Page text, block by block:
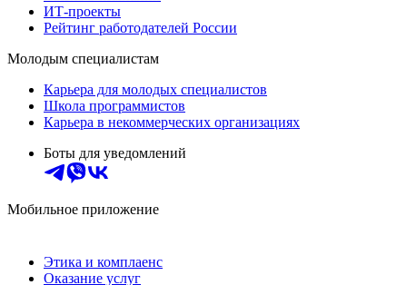
ИТ-проекты
Рейтинг работодателей России
Молодым специалистам
Карьера для молодых специалистов
Школа программистов
Карьера в некоммерческих организациях
Боты для уведомлений
Мобильное приложение
Этика и комплаенс
Оказание услуг